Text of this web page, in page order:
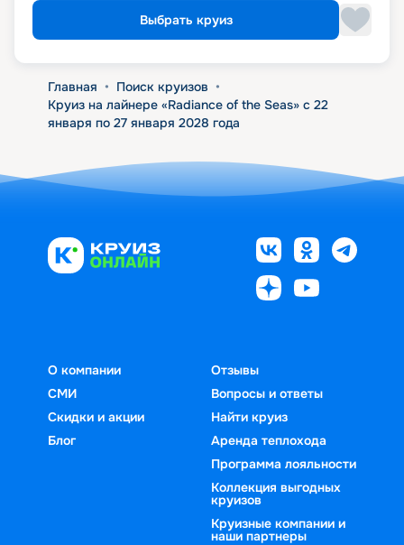
Выбрать круиз
Главная • Поиск круизов •
Круиз на лайнере «Radiance of the Seas» с 22
января по 27 января 2028 года
О компании
СМИ
Скидки и акции
Блог
Отзывы
Вопросы и ответы
Найти круиз
Аренда теплохода
Программа лояльности
Коллекция выгодных
круизов
Круизные компании и
наши партнеры